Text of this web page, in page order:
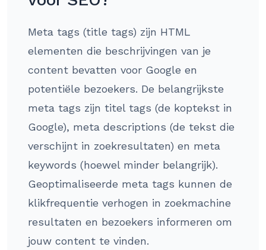
Meta tags (title tags) zijn HTML
elementen die beschrijvingen van je
content bevatten voor Google en
potentiële bezoekers. De belangrijkste
meta tags zijn titel tags (de koptekst in
Google), meta descriptions (de tekst die
verschijnt in zoekresultaten) en meta
keywords (hoewel minder belangrijk).
Geoptimaliseerde meta tags kunnen de
klikfrequentie verhogen in zoekmachine
resultaten en bezoekers informeren om
jouw content te vinden.